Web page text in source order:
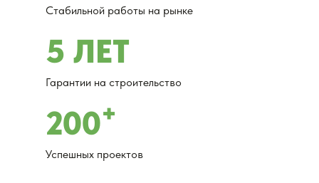
Стабильной работы на рынке
5 ЛЕТ
Гарантии на строительство
200+
Успешных проектов